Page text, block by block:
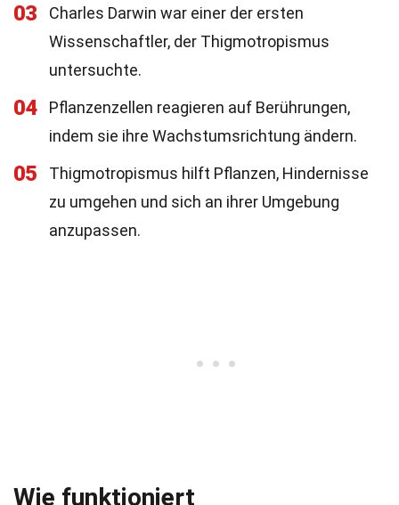
03
Charles Darwin war einer der ersten
Wissenschaftler, der Thigmotropismus
untersuchte.
04
Pflanzenzellen reagieren auf Berührungen,
indem sie ihre Wachstumsrichtung ändern.
05
Thigmotropismus hilft Pflanzen, Hindernisse
zu umgehen und sich an ihrer Umgebung
anzupassen.
Wie funktioniert